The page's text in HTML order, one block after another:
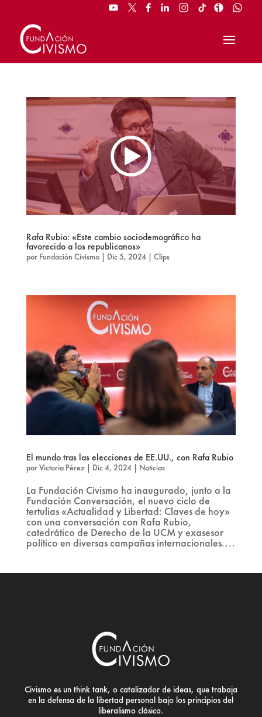
Rafa Rubio: «Este cambio sociodemográfico ha
favorecido a los republicanos»
por Fundación Civismo| Dic 5, 2024| Clips
El mundo tras las elecciones de EE.UU., con Rafa Rubio
porVictoria Pérez| Dic 4, 2024| Noticias
La Fundación Civismo ha inaugurado, junto a la
Fundación Conversación, el nuevo ciclo de
tertulias «Actualidad y Libertad: Claves de hoy»
con una conversación con Rafa Rubio,
catedrático de Derecho de la UCM y exasesor
político en diversas campañas internacionales....
Civismo es un think tank, o catalizador de ideas, que trabaja
en la defensa de la libertad personal bajo los principios del
liberalismo clásico.